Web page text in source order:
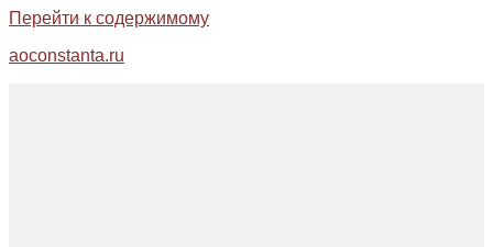
Перейти к содержимому
aoconstanta.ru